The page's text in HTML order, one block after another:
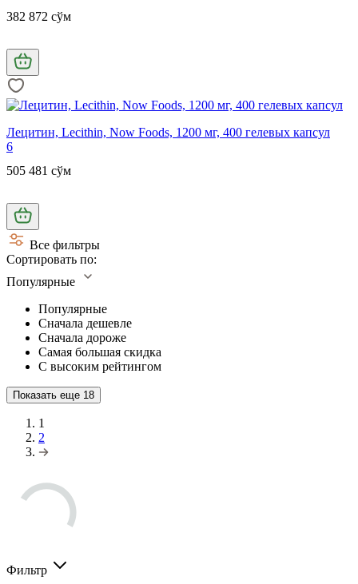
382 872 сўм
Лецитин, Lecithin, Now Foods, 1200 мг, 400 гелевых капсул
6
505 481 сўм
Все фильтры
Сортировать по:
Популярные
Популярные
Сначала дешевле
Сначала дороже
Самая большая скидка
С высоким рейтингом
Показать еще 18
1
2
Фильтр